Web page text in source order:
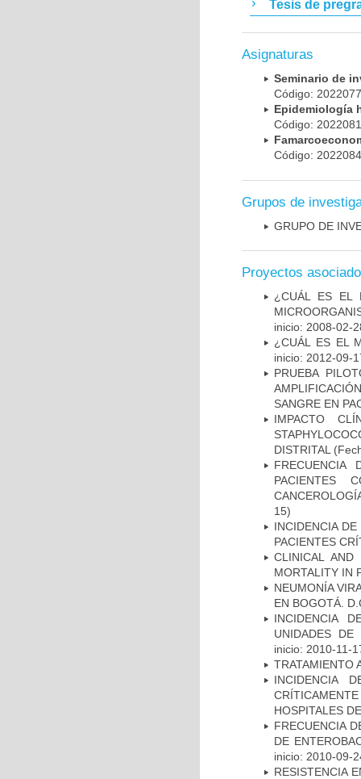
Tesis de
Asignaturas
Seminario de
Código:
Epidemiología
Código:
Código:
Grupos de
GRUPO DE
Proyectos
¿CUÁL ES EL
inicio: 2008-02-
¿CUÁL ES EL
inicio: 2012-09-
PRUEBA
SANGRE EN
IMPACTO
DISTRITAL
FRECUENCIA
PACIENTES
15)
INCIDENCIA
PACIENTES
CLINICAL AND
MORTALITY IN
NEUMONÍA
EN BOGOTÁ.
INCIDENCIA
UNIDADES DE
inicio: 2010-11-
TRATAMIENTO
INCIDENCIA
HOSPITALES
FRECUENCIA
DE
inicio: 2010-09-
RESISTENCIA